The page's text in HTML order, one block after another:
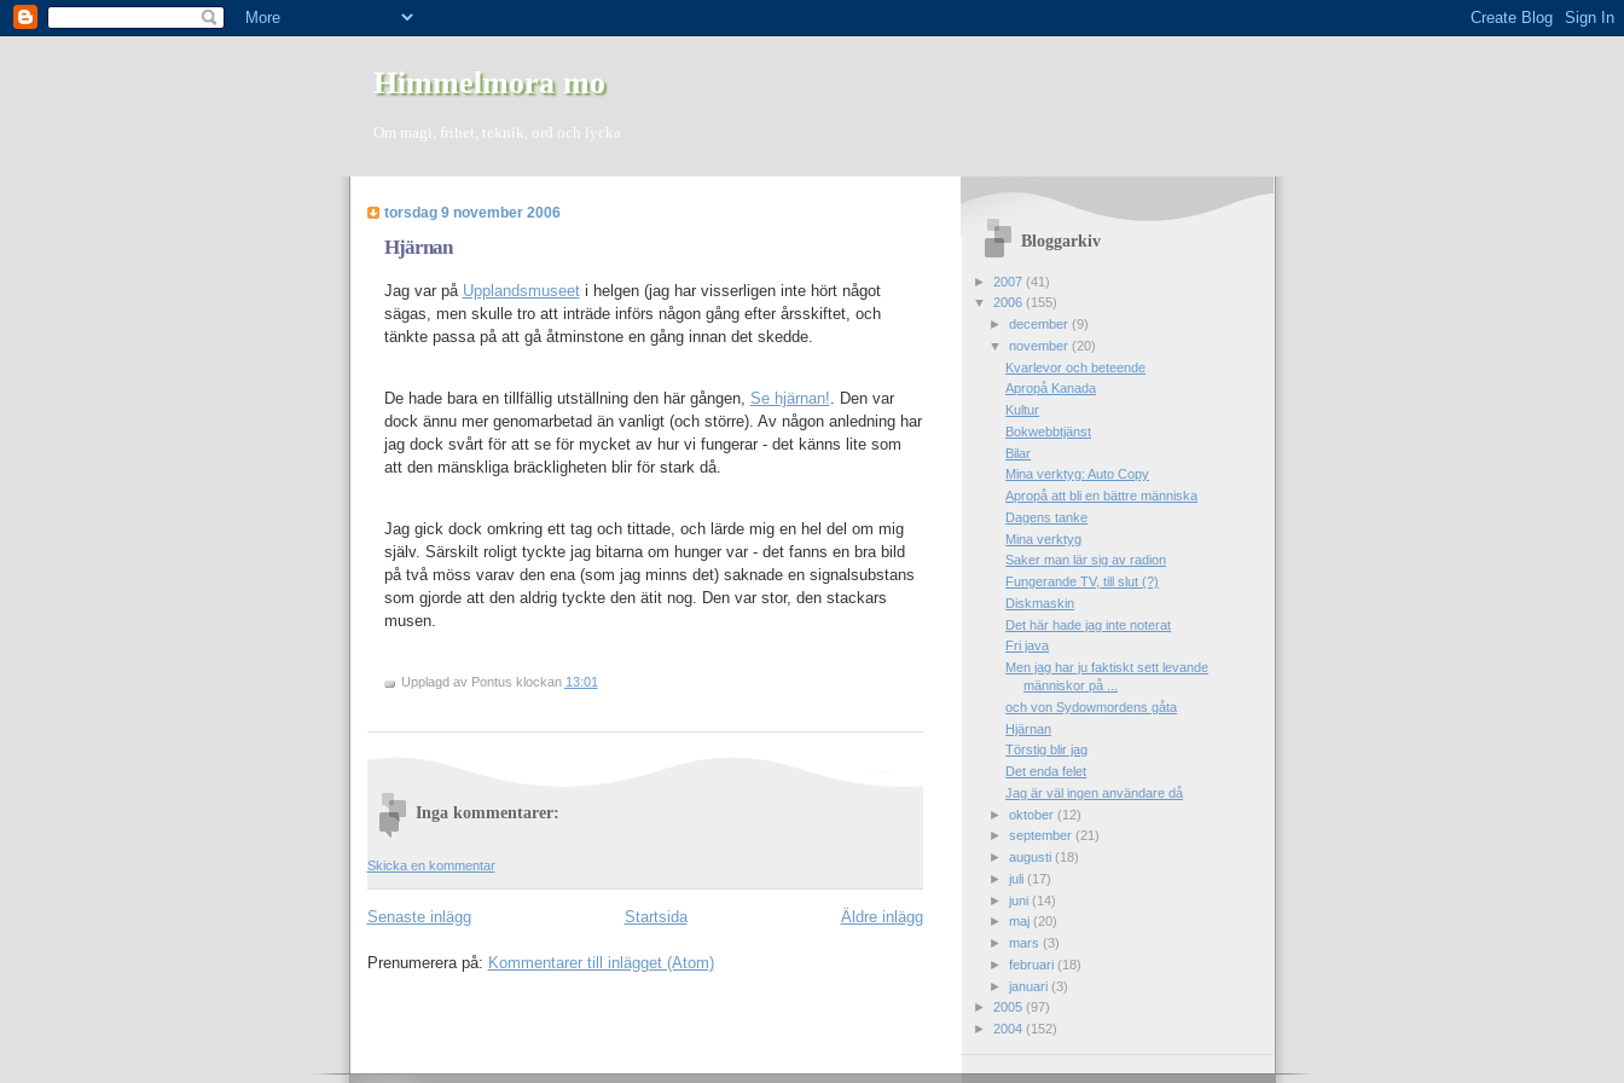
Himmelmora mo
Om magi, frihet, teknik, ord och lycka
torsdag 9 november 2006
Hjärnan
Jag var på Upplandsmuseeti helgen (jag har visserligen inte hört något
sägas, men skulle tro att inträde införs någon gång efter årsskiftet, och
tänkte passa på att gå åtminstone en gång innan det skedde.
De hade bara en tillfällig utställning den här gången, Se hjärnan!. Den var
dock ännu mer genomarbetad än vanligt (och större). Av någon anledning har
jag dock svårt för att se för mycket av hur vi fungerar - det känns lite som
att den mänskliga bräckligheten blir för stark då.
Jag gick dock omkring ett tag och tittade, och lärde mig en hel del om mig
själv. Särskilt roligt tyckte jag bitarna om hunger var - det fanns en bra bild
på två möss varav den ena (som jag minns det) saknade en signalsubstans
som gjorde att den aldrig tyckte den ätit nog. Den var stor, den stackars
musen.
Upplagd av Pontus klockan 13:01
Inga kommentarer:
Skicka en kommentar
Senaste inlägg Äldre inlägg
Startsida
Prenumerera på: Kommentarer till inlägget (Atom)
Bloggarkiv
► 2007 (41)
▼ 2006 (155)
► december (9)
▼ november (20)
Kvarlevor och beteende
Apropå Kanada
Kultur
Bokwebbtjänst
Bilar
Mina verktyg: Auto Copy
Apropå att bli en bättre människa
Dagens tanke
Mina verktyg
Saker man lär sig av radion
Fungerande TV, till slut (?)
Diskmaskin
Det här hade jag inte noterat
Fri java
Men jag har ju faktiskt sett levande
människor på ...
och von Sydowmordens gåta
Hjärnan
Törstig blir jag
Det enda felet
Jag är väl ingen användare då
► oktober (12)
► september (21)
► augusti (18)
► juli (17)
► juni (14)
► maj (20)
► mars (3)
► februari (18)
► januari (3)
► 2005 (97)
► 2004 (152)